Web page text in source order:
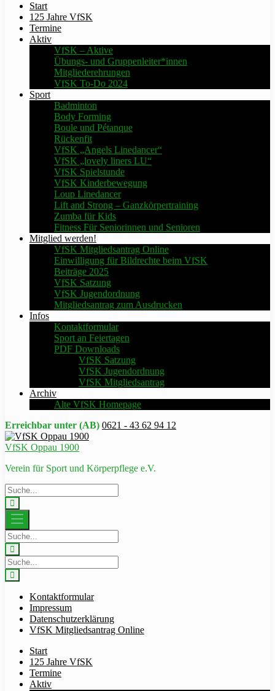
Start
125 Jahre VfSK
Termine
Aktiv
VfSK – Aktive
Übungs- und Gruppenleiter*innen
Mitgliederehrungen
VfSK To-Do 2024
Sport
Badminton
Body Forming
Boule und Pétanque
Rückenfit
VfSK „Angels Linedancer“
VfSK „lovely liners LU“
VfSK Spielstunde
VfSK Kinderbewegung
Loup Linedancer
Lift and Strong – Ganzkörpertraining
Zumba für Kids
Fitness Für Seniorinnen und Senioren
Mitglied werden!
VfSK Mitgliedsantrag Online
Einwilligung für Bildrechte beim VfSK
Beiträge 2025
VfSK Satzung
VfSK Jugendordnung
Mitgliedsantrag zum Ausdrucken
Infos
Kontaktformular
Sport an Feiertagen
PDF Downloads
VfSK Satzung
VfSK Jugendordnung
VfSK Mitgliedsantrag
Archiv
Alte VfSK Homepage
Erreichbar unter (AB) 0621 - 43 62 94 12
VfSK Oppau 1900
Verein für Sport und Körperpflege e.V.
Kontaktformular
Impressum
Datenschutzerklärung
VfSK Mitgliedsantrag Online
Start
125 Jahre VfSK
Termine
Aktiv